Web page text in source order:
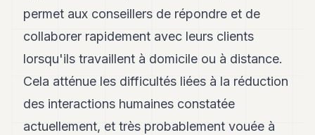
permet aux conseillers de répondre et de
collaborer rapidement avec leurs clients
lorsqu'ils travaillent à domicile ou à distance.
Cela atténue les difficultés liées à la réduction
des interactions humaines constatée
actuellement, et très probablement vouée à